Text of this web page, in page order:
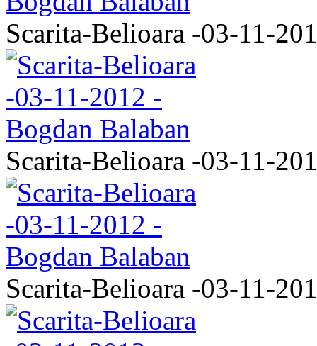
Scarita-Belioara -03-11-
Scarita-Belioara -03-11-
Scarita-Belioara -03-11-